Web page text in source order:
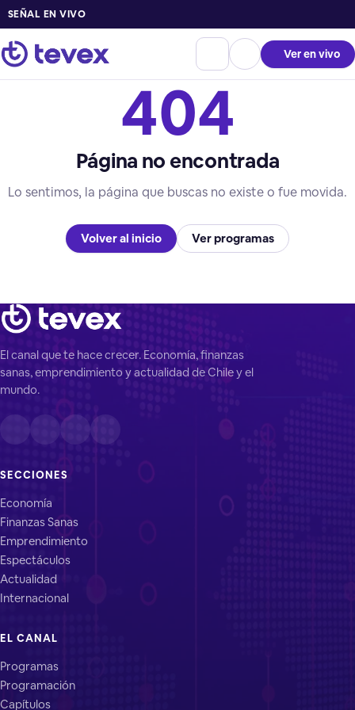
SEÑAL EN VIVO
Ver en vivo
404
Página no encontrada
Lo sentimos, la página que buscas no existe o fue movida.
Volver al inicio Ver programas
El canal que te hace crecer. Economía, finanzas
sanas, emprendimiento y actualidad de Chile y el
mundo.
SECCIONES
Economía
Finanzas Sanas
Emprendimiento
Espectáculos
Actualidad
Internacional
EL CANAL
Programas
Programación
Capítulos